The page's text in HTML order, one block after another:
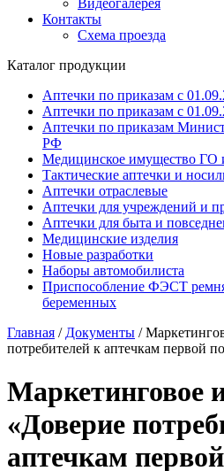
Видеогалерея
Контакты
Схема проезда
Каталог продукции
Аптечки по приказам с
Аптечки по приказам с
Аптечки по приказам
РФ
Медицинское имущество ГО
Тактические аптечки и
Аптечки отраслевые
Аптечки для учреждений и
Аптечки для быта и
Медицинские изделия
Новые разработки
Наборы автомобилиста
Приспособление ФЭСТ ремня
беременных
Главная / Документы /
потребителей к аптечкам первой
Маркетинговое
«Доверие
аптечкам